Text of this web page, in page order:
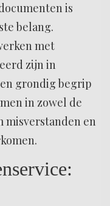
is
belang.
met
zijn in
grondig begrip
in zowel de
misverstanden en